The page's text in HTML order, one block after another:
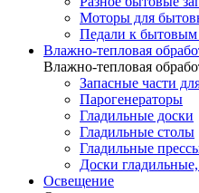
Моторы для
Педали к
Влажно-тепловая
Влажно-тепловая
Запасные части
Парогенераторы
Гладильные доски
Гладильные столы
Гладильные
Доски
Освещение